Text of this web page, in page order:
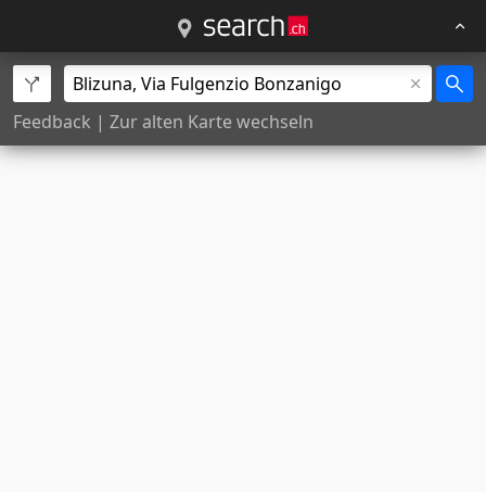
Feedback | Zur alten Karte wechseln